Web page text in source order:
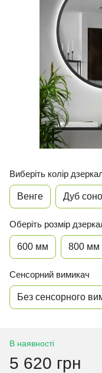
Виберіть колір
Венге Дуб
Оберіть розмір
600 мм 800 мм
Сенсорний вимикач
Без сенсорного
В наявності
5 620 грн